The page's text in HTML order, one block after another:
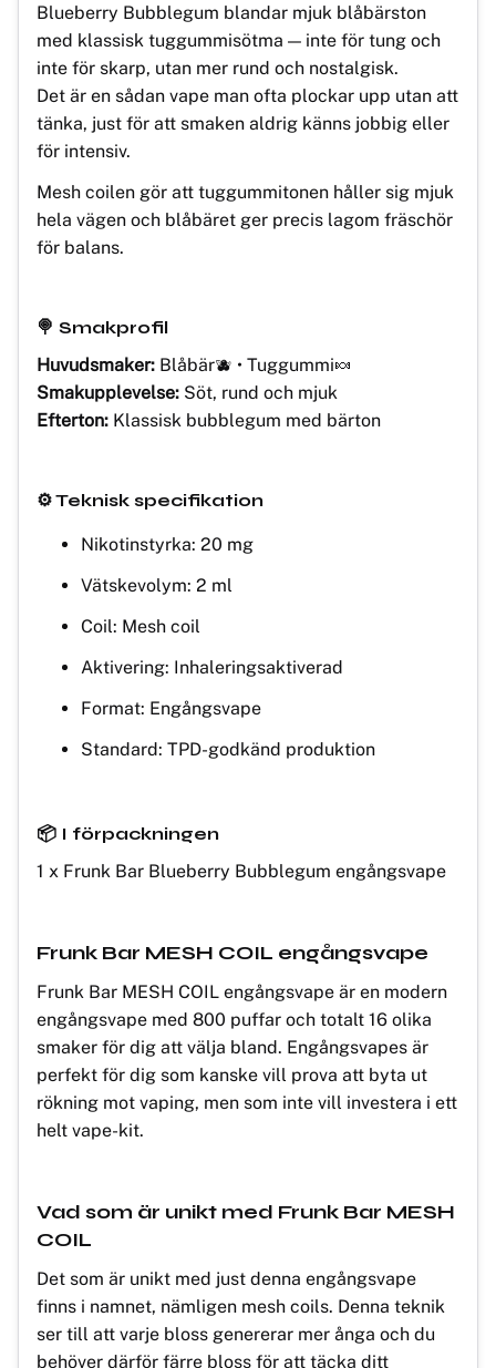
Blueberry Bubblegum blandar mjuk blåbärston
med klassisk tuggummisötma — inte för tung och
inte för skarp, utan mer rund och nostalgisk.
Det är en sådan vape man ofta plockar upp utan att
tänka, just för att smaken aldrig känns jobbig eller
för intensiv.
Mesh coilen gör att tuggummitonen håller sig mjuk
hela vägen och blåbäret ger precis lagom fräschör
för balans.
🍭 Smakprofil
Huvudsmaker: Blåbär🫐 • Tuggummi🍬
Smakupplevelse: Söt, rund och mjuk
Efterton: Klassisk bubblegum med bärton
⚙️ Teknisk specifikation
Nikotinstyrka: 20 mg
Vätskevolym: 2 ml
Coil: Mesh coil
Aktivering: Inhaleringsaktiverad
Format: Engångsvape
Standard: TPD-godkänd produktion
📦 I förpackningen
1 x Frunk Bar Blueberry Bubblegum engångsvape
Frunk Bar MESH COIL engångsvape
Frunk Bar MESH COIL engångsvape är en modern
engångsvape med 800 puffar och totalt 16 olika
smaker för dig att välja bland. Engångsvapes är
perfekt för dig som kanske vill prova att byta ut
rökning mot vaping, men som inte vill investera i ett
helt vape-kit.
Vad som är unikt med Frunk Bar MESH
COIL
Det som är unikt med just denna engångsvape
finns i namnet, nämligen mesh coils. Denna teknik
ser till att varje bloss genererar mer ånga och du
behöver därför färre bloss för att täcka ditt